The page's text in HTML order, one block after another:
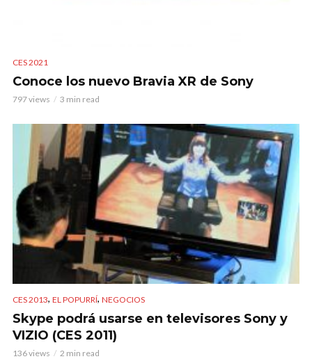
CES 2021
Conoce los nuevo Bravia XR de Sony
797 views 3 min read
CES 2013, EL POPURRÍ, NEGOCIOS
Skype podrá usarse en televisores Sony y
VIZIO (CES 2011)
136 views 2 min read